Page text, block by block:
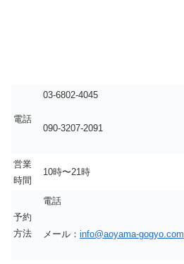
電話
03-6802-4045
090-3207-2091
営業
時間
10時〜21時
予約
方法
電話
メール： info@aoyama-gogyo.com